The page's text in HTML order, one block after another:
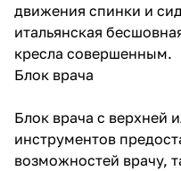
движения спинки и
итальянская
кресла совершенным.
Блок врача
Блок врача с верхней
инструментов
возможностей врачу,